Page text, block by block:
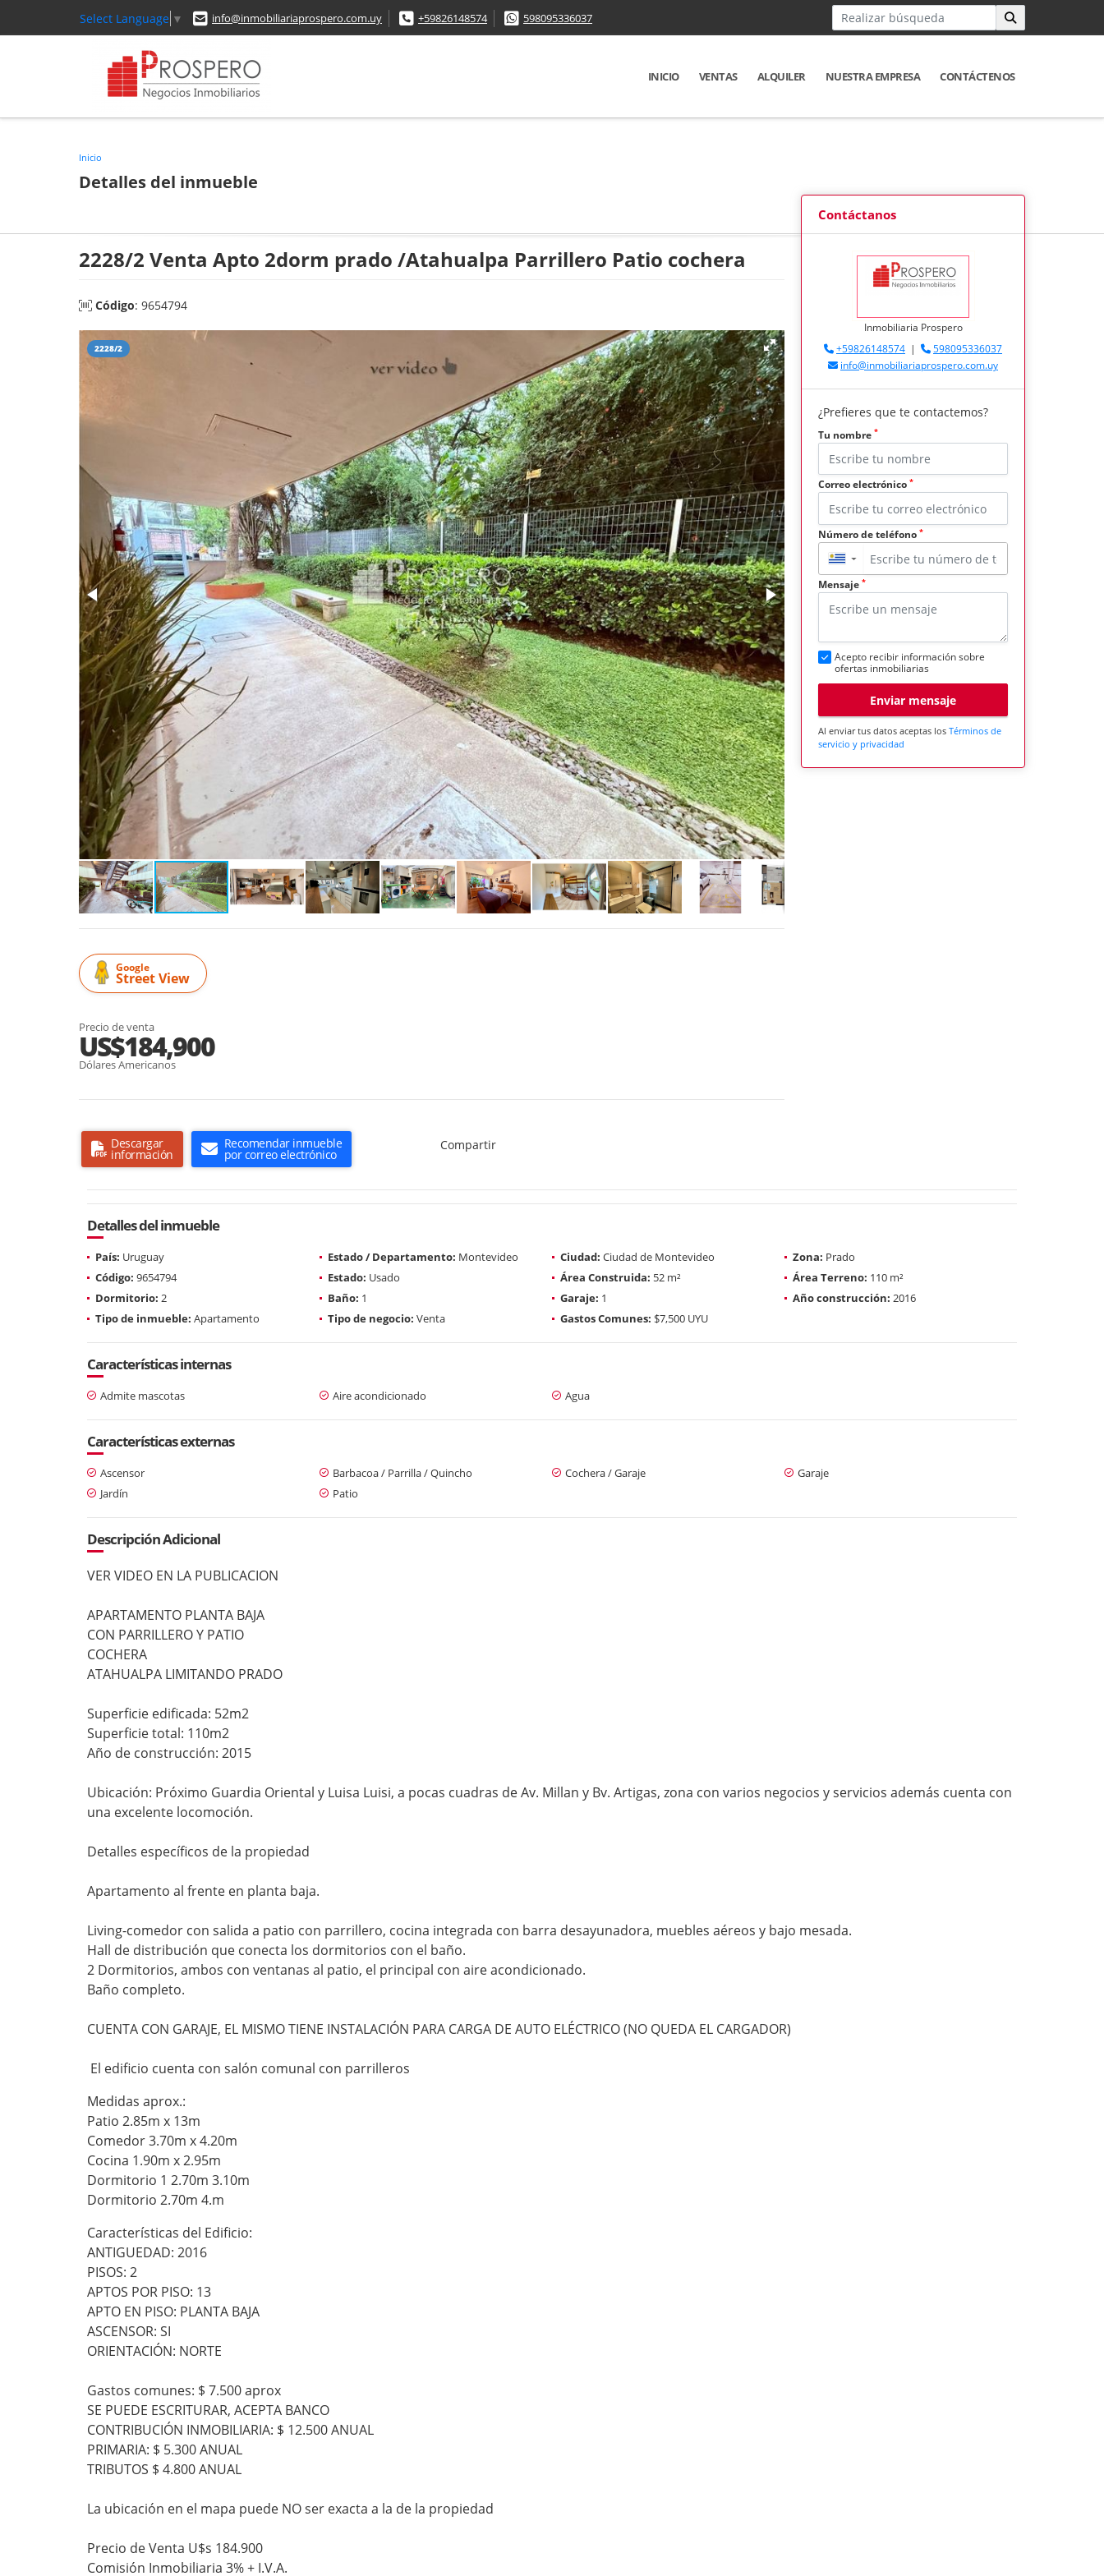
Select Language ▼ info@inmobiliariaprospero.com.uy +59826148574 598095336037
INICIO VENTAS ALQUILER NUESTRA EMPRESA CONTÁCTENOS
Inicio
Detalles del inmueble
2228/2 Venta Apto 2dorm prado /Atahualpa Parrillero Patio cochera
Código: 9654794
2228/2
Google
Street View
Precio de venta
US$184,900
Dólares Americanos
Descargar
información
Recomendar inmueble
por correo electrónico
Compartir
Contáctanos
Inmobiliaria Prospero
+59826148574 |
598095336037
info@inmobiliariaprospero.com.uy
¿Prefieres que te contactemos?
Tu nombre *
Correo electrónico *
Número de teléfono *
▼
Mensaje *
Acepto recibir información sobre
ofertas inmobiliarias
Enviar mensaje
Al enviar tus datos aceptas los Términos de
servicio y privacidad
Detalles del inmueble
País: Uruguay Estado / Departamento: Montevideo Ciudad: Ciudad de Montevideo Zona: Prado
Código: 9654794 Estado: Usado Área Construida: 52 m² Área Terreno: 110 m²
Dormitorio: 2 Baño: 1 Garaje: 1 Año construcción: 2016
Tipo de inmueble: Apartamento Tipo de negocio: Venta Gastos Comunes: $7,500 UYU
Características internas
Admite mascotas Aire acondicionado Agua
Características externas
Ascensor Barbacoa / Parrilla / Quincho Cochera / Garaje
Garaje
Jardín
Patio
Descripción Adicional
VER VIDEO EN LA PUBLICACION
APARTAMENTO PLANTA BAJA
CON PARRILLERO Y PATIO
COCHERA
ATAHUALPA LIMITANDO PRADO
Superficie edificada: 52m2
Superficie total: 110m2
Año de construcción: 2015
Ubicación: Próximo Guardia Oriental y Luisa Luisi, a pocas cuadras de Av. Millan y Bv. Artigas, zona con varios negocios y servicios además cuenta con
una excelente locomoción.
Detalles específicos de la propiedad
Apartamento al frente en planta baja.
Living-comedor con salida a patio con parrillero, cocina integrada con barra desayunadora, muebles aéreos y bajo mesada.
Hall de distribución que conecta los dormitorios con el baño.
2 Dormitorios, ambos con ventanas al patio, el principal con aire acondicionado.
Baño completo.
CUENTA CON GARAJE, EL MISMO TIENE INSTALACIÓN PARA CARGA DE AUTO ELÉCTRICO (NO QUEDA EL CARGADOR)
El edificio cuenta con salón comunal con parrilleros
Medidas aprox.:
Patio 2.85m x 13m
Comedor 3.70m x 4.20m
Cocina 1.90m x 2.95m
Dormitorio 1 2.70m 3.10m
Dormitorio 2.70m 4.m
Características del Edificio:
ANTIGUEDAD: 2016
PISOS: 2
APTOS POR PISO: 13
APTO EN PISO: PLANTA BAJA
ASCENSOR: SI
ORIENTACIÓN: NORTE
Gastos comunes: $ 7.500 aprox
SE PUEDE ESCRITURAR, ACEPTA BANCO
CONTRIBUCIÓN INMOBILIARIA: $ 12.500 ANUAL
PRIMARIA: $ 5.300 ANUAL
TRIBUTOS $ 4.800 ANUAL
La ubicación en el mapa puede NO ser exacta a la de la propiedad
Precio de Venta U$s 184.900
Comisión Inmobiliaria 3% + I.V.A.